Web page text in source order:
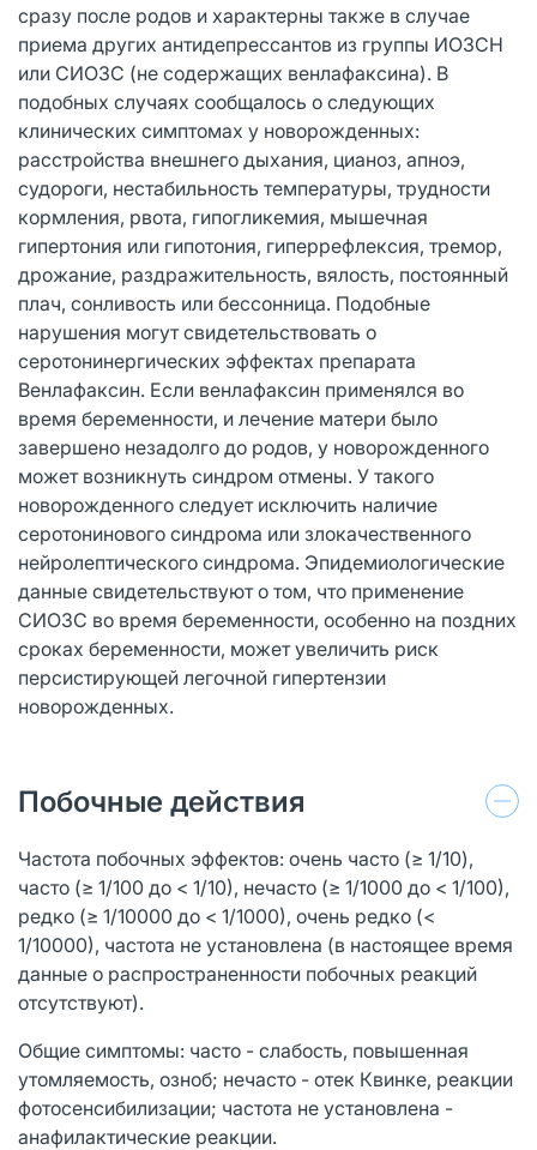
сразу после родов и характерны также в случае
приема других антидепрессантов из группы ИОЗСН
или СИОЗС (не содержащих венлафаксина). В
подобных случаях сообщалось о следующих
клинических симптомах у новорожденных:
расстройства внешнего дыхания, цианоз, апноэ,
судороги, нестабильность температуры, трудности
кормления, рвота, гипогликемия, мышечная
гипертония или гипотония, гиперрефлексия, тремор,
дрожание, раздражительность, вялость, постоянный
плач, сонливость или бессонница. Подобные
нарушения могут свидетельствовать о
серотонинергических эффектах препарата
Венлафаксин. Если венлафаксин применялся во
время беременности, и лечение матери было
завершено незадолго до родов, у новорожденного
может возникнуть синдром отмены. У такого
новорожденного следует исключить наличие
серотонинового синдрома или злокачественного
нейролептического синдрома. Эпидемиологические
данные свидетельствуют о том, что применение
СИОЗС во время беременности, особенно на поздних
сроках беременности, может увеличить риск
персистирующей легочной гипертензии
новорожденных.
Побочные действия
Частота побочных эффектов: очень часто (≥ 1/10),
часто (≥ 1/100 до < 1/10), нечасто (≥ 1/1000 до < 1/100),
редко (≥ 1/10000 до < 1/1000), очень редко (<
1/10000), частота не установлена (в настоящее время
данные о распространенности побочных реакций
отсутствуют).
Общие симптомы: часто - слабость, повышенная
утомляемость, озноб; нечасто - отек Квинке, реакции
фотосенсибилизации; частота не установлена -
анафилактические реакции.